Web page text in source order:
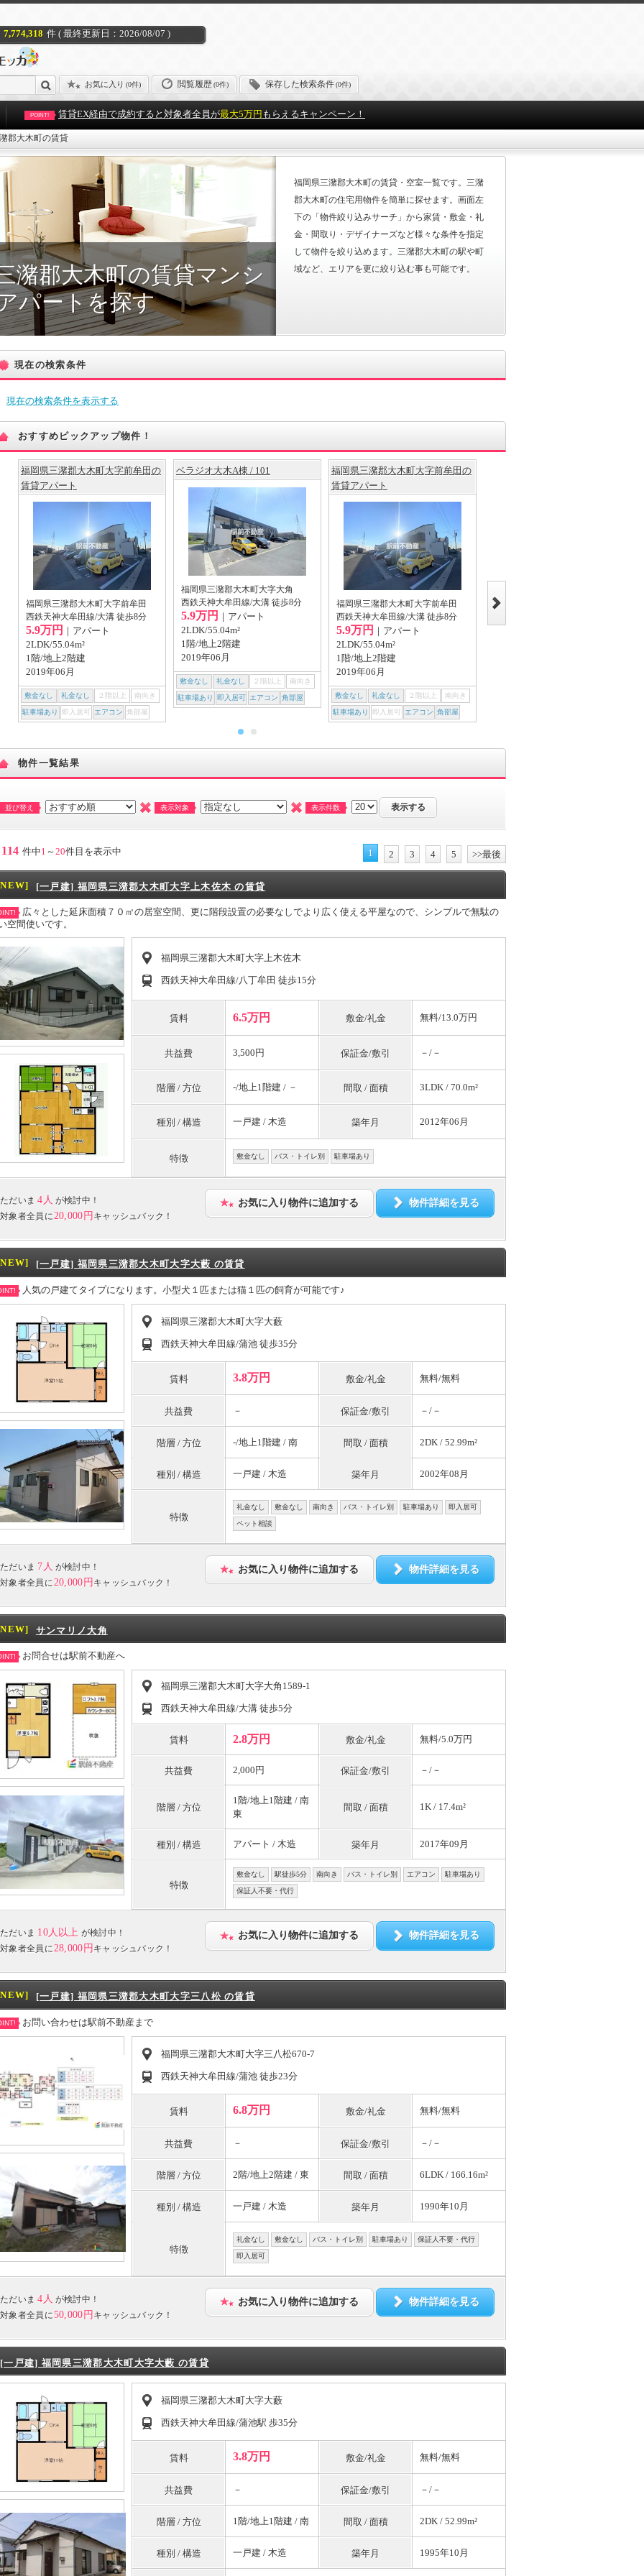
7,774,318 件 ( 最終更新日：2026/08/07 )
お気に入り (0件) 閲覧履歴(0件) 保存した検索条件(0件)
POINT! 賃貸EX経由で成約すると対象者全員が最大5万円 もらえるキャンペーン！
郡大木町の賃貸
潴郡大木町の賃貸マンシ
パートを探す
福岡県三潴郡大木町の賃貸・空室一覧です。三潴
郡大木町の住宅用物件を簡単に探せます。画面左
下の「物件絞り込みサーチ」から家賃・敷金・礼
金・間取り・デザイナーズなど様々な条件を指定
して物件を絞り込めます。三潴郡大木町の駅や町
域など、エリアを更に絞り込む事も可能です。
現在の検索条件
現在の検索条件を表示する
おすすめピックアップ物件！
福岡県三潴郡大木町大字前牟田の
賃貸アパート
福岡県三潴郡大木町大字前牟田
西鉄天神大牟田線/大溝 徒歩8分
5.9万円 ｜アパート
2LDK/55.04m²
1階/地上2階建
2019年06月
敷金なし 礼金なし ２階以上 南向き
駐車場あり 即入居可 エアコン 角部屋
ベラジオ大木A棟 / 101
福岡県三潴郡大木町大字大角
西鉄天神大牟田線/大溝 徒歩8分
5.9万円 ｜アパート
2LDK/55.04m²
1階/地上2階建
2019年06月
敷金なし 礼金なし ２階以上 南向き
駐車場あり 即入居可 エアコン 角部屋
福岡県三潴郡大木町大字前牟田の
賃貸アパート
福岡県三潴郡大木町大字前牟田
西鉄天神大牟田線/大溝 徒歩8分
5.9万円 ｜アパート
2LDK/55.04m²
1階/地上2階建
2019年06月
敷金なし 礼金なし ２階以上 南向き
駐車場あり 即入居可 エアコン 角部屋
物件一覧結果
並び替え 表示対象 表示件数
114 件中1 ～ 20件目を表示中 1 2 3 4 5 >>最後
[一戸建] 福岡県三潴郡大木町大字上木佐木 の賃貸
広々とした延床面積７０㎡の居室空間、更に階段設置の必要なしでより広く使える平屋なので、シンプルで無駄の
空間使いです。
福岡県三潴郡大木町大字上木佐木
西鉄天神大牟田線/八丁牟田 徒歩15分
賃料 6.5万円 敷金/礼金 無料/13.0万円
共益費 3,500円 保証金/敷引 －/－
階層 / 方位 -/地上1階建 / － 間取 / 面積 3LDK / 70.0m²
種別 / 構造 一戸建 / 木造 築年月 2012年06月
特徴 敷金なし バス・トイレ別 駐車場あり
ただいま 4人 が検討中！
対象者全員に20,000円 キャッシュバック！
お気に入り物件に追加する 物件詳細を見る
[一戸建] 福岡県三潴郡大木町大字大藪 の賃貸
人気の戸建てタイプになります。小型犬１匹または猫１匹の飼育が可能です♪
福岡県三潴郡大木町大字大藪
西鉄天神大牟田線/蒲池 徒歩35分
賃料 3.8万円 敷金/礼金 無料/無料
共益費 － 保証金/敷引 －/－
階層 / 方位 -/地上1階建 / 南 間取 / 面積 2DK / 52.99m²
種別 / 構造 一戸建 / 木造 築年月 2002年08月
特徴
礼金なし 敷金なし 南向き バス・トイレ別 駐車場あり 即入居可
ペット相談
ただいま 7人 が検討中！
対象者全員に 20,000円 キャッシュバック！
お気に入り物件に追加する 物件詳細を見る
サンマリノ大角
お問合せは駅前不動産へ
福岡県三潴郡大木町大字大角1589-1
西鉄天神大牟田線/大溝 徒歩5分
賃料 2.8万円 敷金/礼金 無料/5.0万円
共益費 2,000円 保証金/敷引 －/－
階層 / 方位
1階/地上1階建 / 南
東
間取 / 面積 1K / 17.4m²
種別 / 構造 アパート / 木造 築年月 2017年09月
特徴
敷金なし 駅徒歩5分 南向き バス・トイレ別 エアコン 駐車場あり
保証人不要・代行
ただいま 10人以上 が検討中！
対象者全員に28,000円 キャッシュバック！
お気に入り物件に追加する 物件詳細を見る
[一戸建] 福岡県三潴郡大木町大字三八松 の賃貸
お問い合わせは駅前不動産まで
福岡県三潴郡大木町大字三八松670-7
西鉄天神大牟田線/蒲池 徒歩23分
賃料 6.8万円 敷金/礼金 無料/無料
共益費 － 保証金/敷引 －/－
階層 / 方位 2階/地上2階建 / 東 間取 / 面積 6LDK / 166.16m²
種別 / 構造 一戸建 / 木造 築年月 1990年10月
特徴
礼金なし 敷金なし バス・トイレ別 駐車場あり 保証人不要・代行
即入居可
ただいま 4人 が検討中！
対象者全員に50,000円 キャッシュバック！
お気に入り物件に追加する 物件詳細を見る
[一戸建] 福岡県三潴郡大木町大字大藪 の賃貸
福岡県三潴郡大木町大字大藪
西鉄天神大牟田線/蒲池駅 歩35分
賃料 3.8万円 敷金/礼金 無料/無料
共益費 － 保証金/敷引 －/－
階層 / 方位 1階/地上1階建 / 南 間取 / 面積 2DK / 52.99m²
種別 / 構造 一戸建 / 木造 築年月 1995年10月